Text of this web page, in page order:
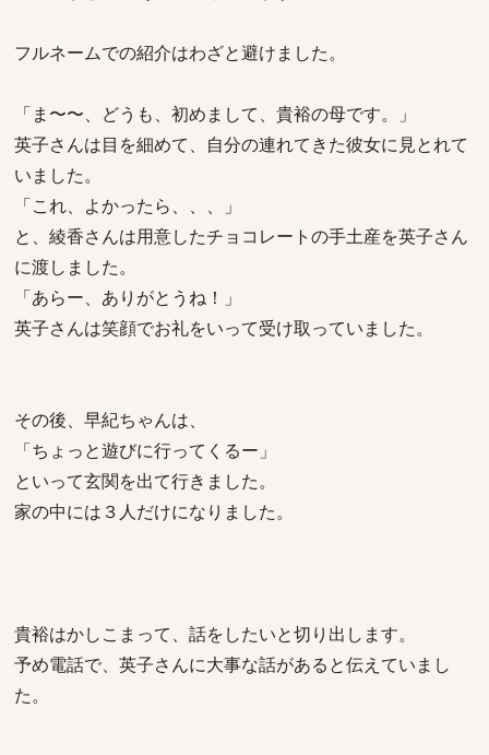
フルネームでの紹介はわざと避けました。
「ま〜〜、どうも、初めまして、貴裕の母です。」
英子さんは目を細めて、自分の連れてきた彼女に見とれて
いました。
「これ、よかったら、、、」
と、綾香さんは用意したチョコレートの手土産を英子さん
に渡しました。
「あらー、ありがとうね！」
英子さんは笑顔でお礼をいって受け取っていました。
その後、早紀ちゃんは、
「ちょっと遊びに行ってくるー」
といって玄関を出て行きました。
家の中には３人だけになりました。
貴裕はかしこまって、話をしたいと切り出します。
予め電話で、英子さんに大事な話があると伝えていまし
た。